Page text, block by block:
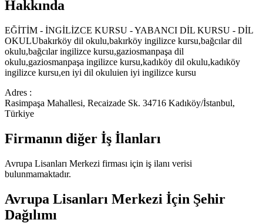
Hakkında
EĞİTİM - İNGİLİZCE KURSU - YABANCI DİL KURSU - DİL
OKULUbakırköy dil okulu,bakırköy ingilizce kursu,bağcılar dil
okulu,bağcılar ingilizce kursu,gaziosmanpaşa dil
okulu,gaziosmanpaşa ingilizce kursu,kadıköy dil okulu,kadıköy
ingilizce kursu,en iyi dil okuluien iyi ingilizce kursu
Adres :
Rasimpaşa Mahallesi, Recaizade Sk. 34716 Kadıköy/İstanbul,
Türkiye
Firmanın diğer İş İlanları
Avrupa Lisanları Merkezi firması için iş ilanı verisi
bulunmamaktadır.
Avrupa Lisanları Merkezi İçin Şehir
Dağılımı